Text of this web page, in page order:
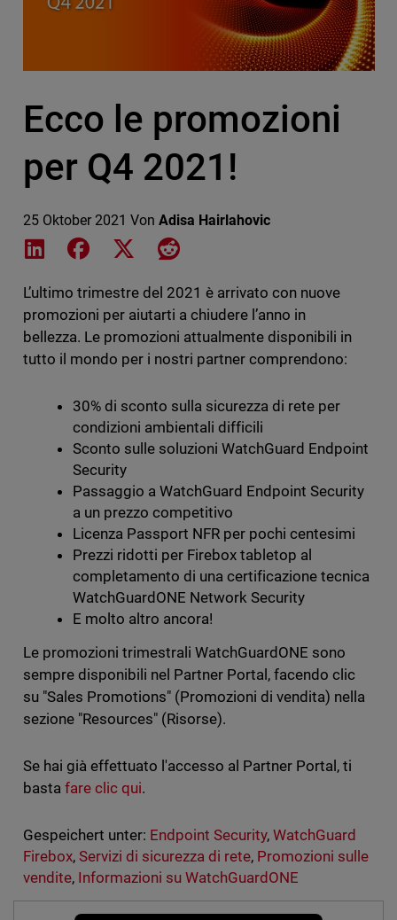
Ecco le promozioni
per Q4 2021!
25 Oktober 2021 Von Adisa Hairlahovic
Share on LinkedIn
Share on Facebook
Share on XShare on Reddit
L’ultimo trimestre del 2021 è arrivato con nuove
promozioni per aiutarti a chiudere l’anno in
bellezza. Le promozioni attualmente disponibili in
tutto il mondo per i nostri partner comprendono:
30% di sconto sulla sicurezza di rete per
condizioni ambientali difficili
Sconto sulle soluzioni WatchGuard Endpoint
Security
Passaggio a WatchGuard Endpoint Security
a un prezzo competitivo
Licenza Passport NFR per pochi centesimi
Prezzi ridotti per Firebox tabletop al
completamento di una certificazione tecnica
WatchGuardONE Network Security
E molto altro ancora!
Le promozioni trimestrali WatchGuardONE sono
sempre disponibili nel Partner Portal, facendo clic
su "Sales Promotions" (Promozioni di vendita) nella
sezione "Resources" (Risorse).
Se hai già effettuato l'accesso al Partner Portal, ti
basta fare clic qui.
Gespeichert unter: Endpoint Security,WatchGuard
Firebox, Servizi di sicurezza di rete, Promozioni sulle
vendite, Informazioni su WatchGuardONE